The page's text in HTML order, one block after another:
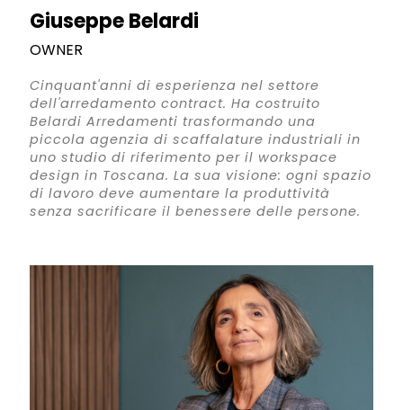
Giuseppe Belardi
OWNER
Cinquant'anni di esperienza nel settore
dell'arredamento contract. Ha costruito
Belardi Arredamenti trasformando una
piccola agenzia di scaffalature industriali in
uno studio di riferimento per il workspace
design in Toscana. La sua visione: ogni spazio
di lavoro deve aumentare la produttività
senza sacrificare il benessere delle persone.